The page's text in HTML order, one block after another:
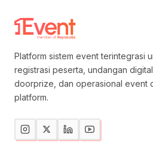
Platform sistem event terintegrasi
registrasi peserta, undangan digital,
doorprize, dan operasional event
platform.